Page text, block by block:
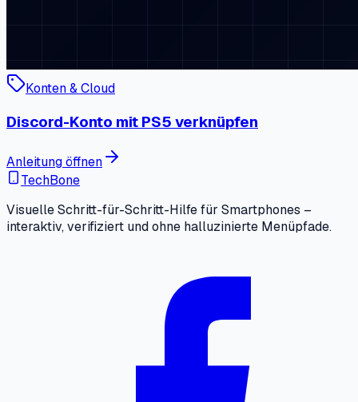
Konten & Cloud
Discord-Konto mit PS5 verknüpfen
Anleitung öffnen
TechBone
Visuelle Schritt-für-Schritt-Hilfe für Smartphones –
interaktiv, verifiziert und ohne halluzinierte Menüpfade.